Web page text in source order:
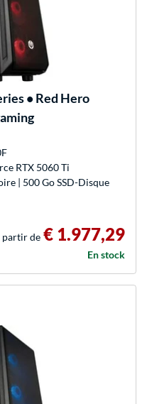
• Red Hero
RTX 5060 Ti
| 500 Go SSD-Disque
partir de € 1.977,29
En stock